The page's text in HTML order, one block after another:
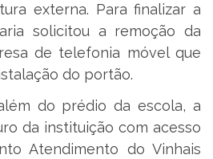
externa. Para finalizar a
solicitou a remoção da
de telefonia móvel que
do portão.
do prédio da escola, a
da instituição com acesso
Atendimento do Vinhais